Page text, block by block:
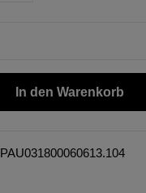
In den Warenkorb
PAU031800060613.104